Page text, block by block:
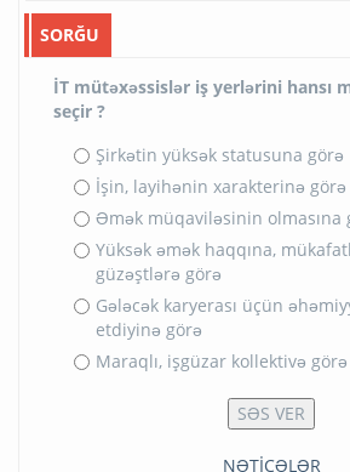
SORĞU
İT mütəxəssislər iş yerlərini hansı
seçir ?
Şirkətin yüksək statusuna görə
İşin, layihənin xarakterinə görə
Əmək müqaviləsinin olmasına
Yüksək əmək haqqına,
güzəştlərə görə
Gələcək karyerası üçün
etdiyinə görə
Maraqlı, işgüzar kollektivə görə
NƏTİCƏLƏR